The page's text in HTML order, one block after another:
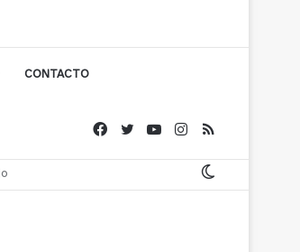
CONTACTO